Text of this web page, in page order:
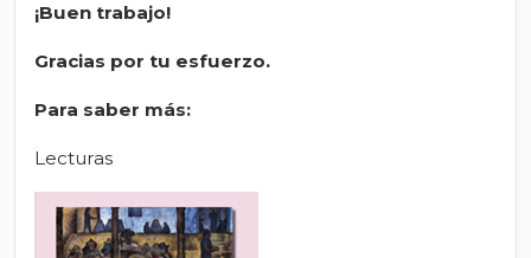
¡Buen trabajo!
Gracias por tu esfuerzo.
Para saber más:
Lecturas